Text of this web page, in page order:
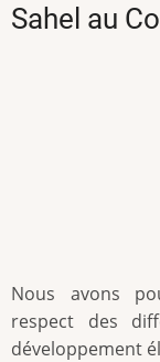
Sahel au
Nous avons
respect des
développement